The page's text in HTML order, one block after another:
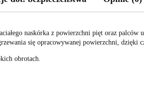
naskórka z powierzchni pięt oraz
się opracowywanej powierzchni, dzięki
obrotach.